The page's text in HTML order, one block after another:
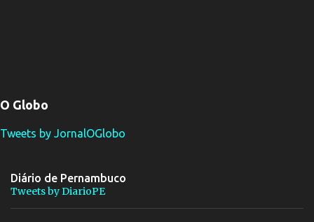
O Globo
Tweets by JornalOGlobo
Diário de Pernambuco
Tweets by DiarioPE